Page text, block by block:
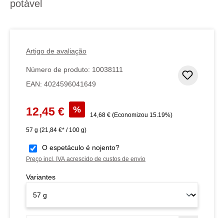
potável
Artigo de avaliação
Número de produto: 10038111
EAN: 4024596041649
Preço de venda:
12,45 € % Preço normal:
14,68 € (Economizou 15.19%)
57 g (21,84 €* / 100 g)
O espetáculo é nojento?
Preço incl. IVA acrescido de custos de envio
Variantes